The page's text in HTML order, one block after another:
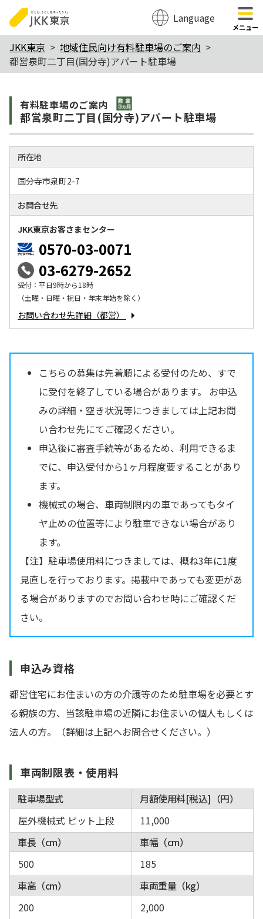
のページの本文へ移動
Language
メニュー
JKK東京
地域住民向け有料駐車場のご案内
都営泉町二丁目(国分寺)アパート駐車場
有料駐⾞場のご案内 敷金3か月
都営泉町二丁目(国分寺)アパート駐車場
所在地
国分寺市泉町2-7
お問合せ先
JKK東京お客さまセンター
0570-03-0071
03-6279-2652
受付：平日9時から18時
（土曜・日曜・祝日・年末年始を除く）
お問い合わせ先詳細（都営）
こちらの募集は先着順による受付のため、すで
に受付を終了している場合があります。 お申込
みの詳細・空き状況等につきましては上記お問
い合わせ先にてご確認ください。
申込後に審査手続等があるため、利用できるま
でに、申込受付から1ヶ月程度要することがあり
ます。
機械式の場合、車両制限内の車であってもタイ
ヤ止めの位置等により駐車できない場合があり
ます。
【注】駐車場使用料につきましては、概ね3年に1度
見直しを行っております。掲載中であっても変更があ
る場合がありますのでお問い合わせ時にご確認くだ
さい。
申込み資格
都営住宅にお住まいの方の介護等のため駐車場を必要とす
る親族の方、当該駐車場の近隣にお住まいの個人もしくは
法人の方。（詳細は上記へお問合せください。）
車両制限表・使用料
駐車場型式
月額使用料[税込]（円）
屋外機械式 ピット上段
11,000
車長（cm）
車幅（cm）
500
185
車高（cm）
車両重量（kg）
200
2,000